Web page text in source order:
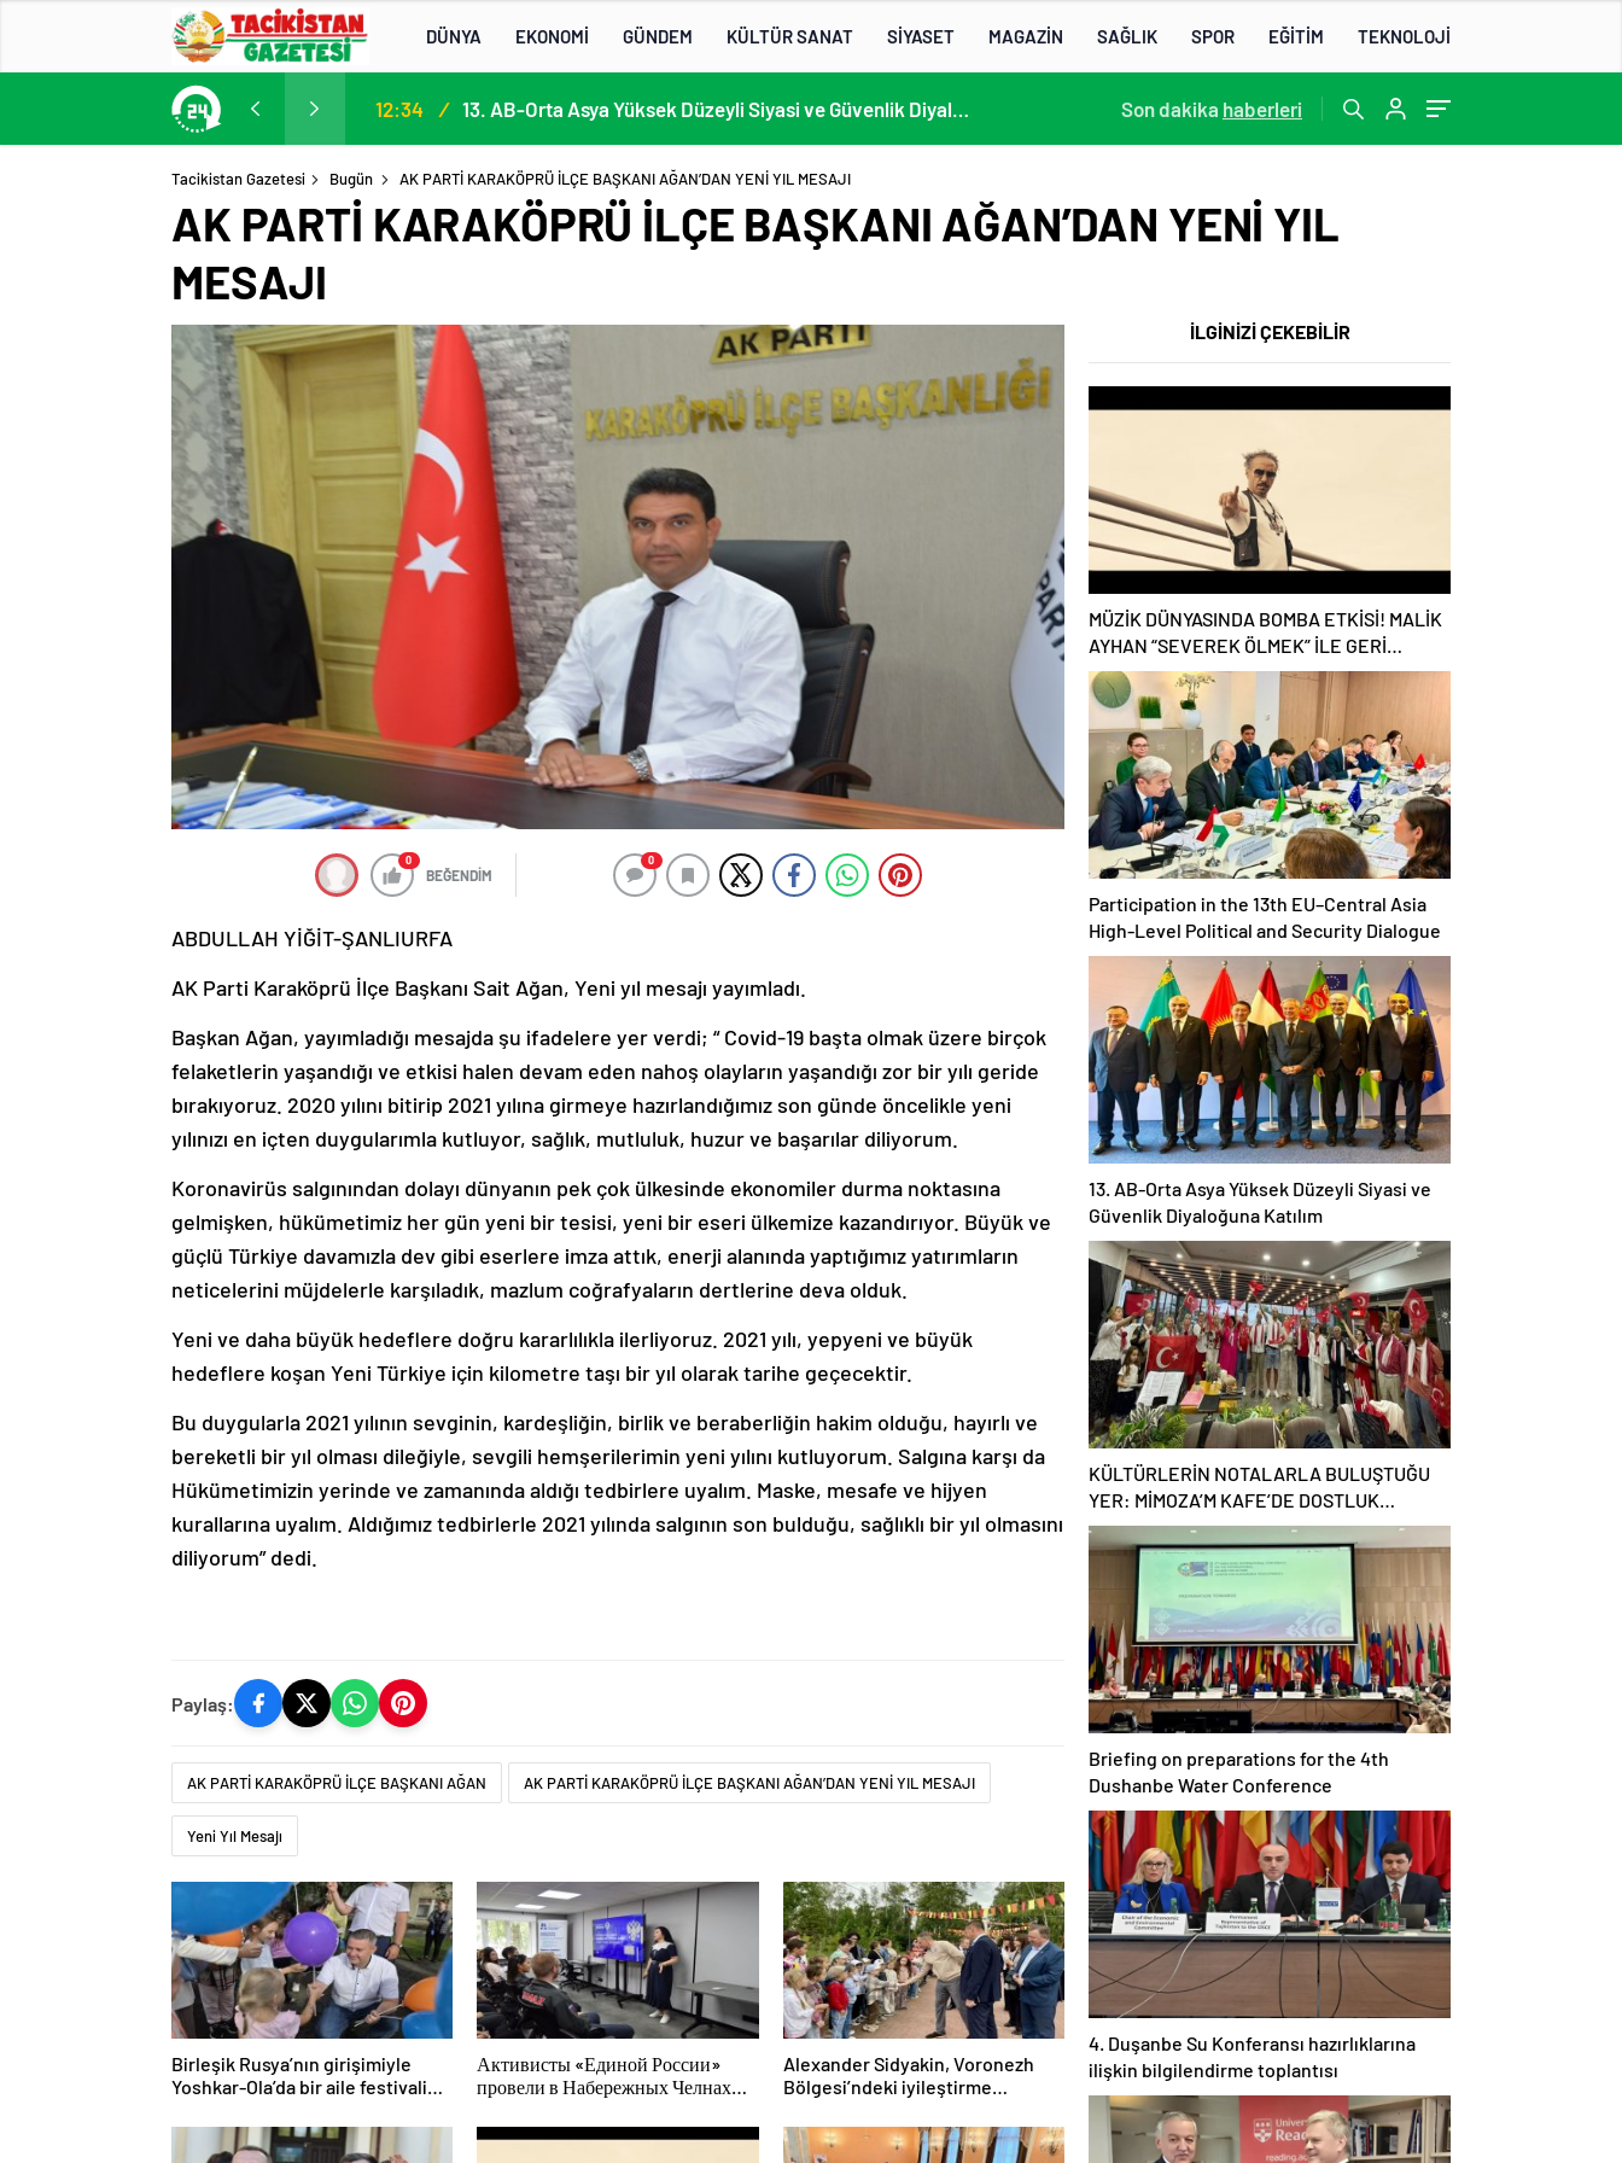
DÜNYA EKONOMİ GÜNDEM KÜLTÜR SANAT SİYASET MAGAZİN SAĞLIK SPOR EĞİTİM TEKNOLOJİ
Participation in the 13th EU–Central Asia High-Level Political and Security Dialogue 12:34 / 13. AB-Orta Asya Yüksek Düzeyli Siyasi ve Güvenlik Diyaloğuna Katılım 13:22 /
Son dakika haberleri
Tacikistan Gazetesi Bugün AK PARTİ KARAKÖPRÜ İLÇE BAŞKANI AĞAN’DAN YENİ YIL MESAJI
AK PARTİ KARAKÖPRÜ İLÇE BAŞKANI AĞAN’DAN YENİ YIL
MESAJI
0
BEĞENDİM
0
ABDULLAH YİĞİT-ŞANLIURFA
AK Parti Karaköprü İlçe Başkanı Sait Ağan, Yeni yıl mesajı yayımladı.
Başkan Ağan, yayımladığı mesajda şu ifadelere yer verdi; “ Covid-19 başta olmak üzere birçok
felaketlerin yaşandığı ve etkisi halen devam eden nahoş olayların yaşandığı zor bir yılı geride
bırakıyoruz. 2020 yılını bitirip 2021 yılına girmeye hazırlandığımız son günde öncelikle yeni
yılınızı en içten duygularımla kutluyor, sağlık, mutluluk, huzur ve başarılar diliyorum.
Koronavirüs salgınından dolayı dünyanın pek çok ülkesinde ekonomiler durma noktasına
gelmişken, hükümetimiz her gün yeni bir tesisi, yeni bir eseri ülkemize kazandırıyor. Büyük ve
güçlü Türkiye davamızla dev gibi eserlere imza attık, enerji alanında yaptığımız yatırımların
neticelerini müjdelerle karşıladık, mazlum coğrafyaların dertlerine deva olduk.
Yeni ve daha büyük hedeflere doğru kararlılıkla ilerliyoruz. 2021 yılı, yepyeni ve büyük
hedeflere koşan Yeni Türkiye için kilometre taşı bir yıl olarak tarihe geçecektir.
Bu duygularla 2021 yılının sevginin, kardeşliğin, birlik ve beraberliğin hakim olduğu, hayırlı ve
bereketli bir yıl olması dileğiyle, sevgili hemşerilerimin yeni yılını kutluyorum. Salgına karşı da
Hükümetimizin yerinde ve zamanında aldığı tedbirlere uyalım. Maske, mesafe ve hijyen
kurallarına uyalım. Aldığımız tedbirlerle 2021 yılında salgının son bulduğu, sağlıklı bir yıl olmasını
diliyorum” dedi.
Paylaş:
AK PARTİ KARAKÖPRÜ İLÇE BAŞKANI AĞAN AK PARTİ KARAKÖPRÜ İLÇE BAŞKANI AĞAN’DAN YENİ YIL MESAJI
Yeni Yıl Mesajı
Birleşik Rusya’nın girişimiyle
Yoshkar-Ola’da bir aile festivali
Активисты «Единой России»
провели в Набережных Челнах
для молодых специалистов
Alexander Sidyakin, Voronezh
Bölgesi’ndeki iyileştirme
değerlendirdi
İLGİNİZİ ÇEKEBİLİR
MÜZİK DÜNYASINDA BOMBA ETKİSİ! MALİK
AYHAN “SEVEREK ÖLMEK” İLE GERİ
DÖNDÜ!
Participation in the 13th EU–Central Asia
High-Level Political and Security Dialogue
13. AB-Orta Asya Yüksek Düzeyli Siyasi ve
Güvenlik Diyaloğuna Katılım
KÜLTÜRLERİN NOTALARLA BULUŞTUĞU
YER: MİMOZA’M KAFE’DE DOSTLUK
RÜZGARI!
Briefing on preparations for the 4th
Dushanbe Water Conference
4. Duşanbe Su Konferansı hazırlıklarına
ilişkin bilgilendirme toplantısı